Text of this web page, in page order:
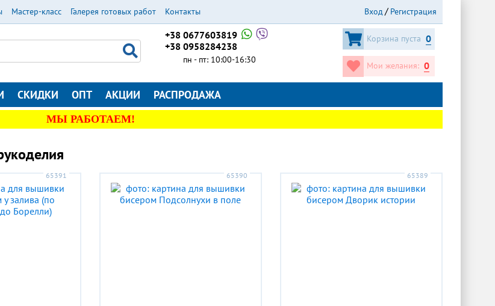
Мастер-класс Галерея готовых работ Контакты Вход Регистрация
+38 0677603819
+38 0958284238
пн - пт: 10:00-16:30
Корзина пуста 0
Мои желания: 0
СКИДКИ ОПТ АКЦИИ РАСПРОДАЖА
МЫ РАБОТАЕМ!
65391 65390 65389